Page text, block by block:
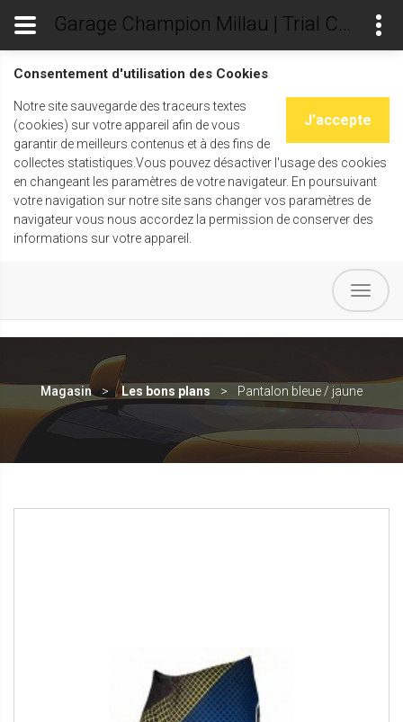
Consentement d'utilisation des Cookies
J'accepte
Notre site sauvegarde des traceurs textes
(cookies) sur votre appareil afin de vous
garantir de meilleurs contenus et à des fins de
collectes statistiques.Vous pouvez désactiver l'usage des cookies
en changeant les paramètres de votre navigateur. En poursuivant
votre navigation sur notre site sans changer vos paramètres de
navigateur vous nous accordez la permission de conserver des
informations sur votre appareil.
Garage Champion Millau | Trial Champ's
Magasin Les bons plans Pantalon bleue / jaune